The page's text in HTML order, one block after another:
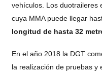
vehículos. Los duotraileres
cuya MMA puede llegar
longitud de hasta 32
En el año 2018 la DGT
la realización de pruebas y